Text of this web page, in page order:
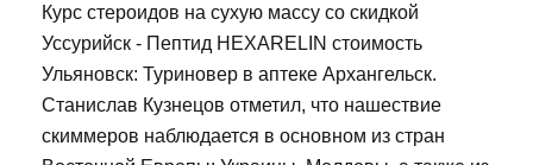
Курс стероидов на сухую массу со скидкой
Уссурийск - Пептид HEXARELIN стоимость
Ульяновск: Туриновер в аптеке Архангельск.
Станислав Кузнецов отметил, что нашествие
скиммеров наблюдается в основном из стран